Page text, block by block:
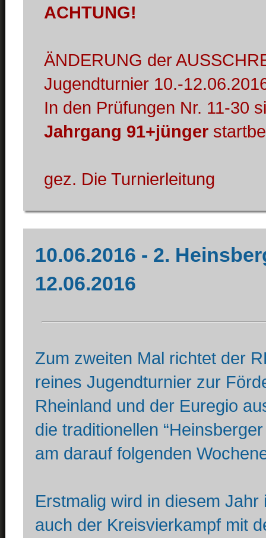
ACHTUNG!
ÄNDERUNG der
Jugendturnier 10.-
In den Prüfungen Nr. 11-30
Jahrgang 91+jünger
gez. Die Turnierleitung
10.06.2016 - 2.
12.06.2016
Zum zweiten Mal richtet der
reines Jugendturnier zur
Rheinland und der Euregio
die traditionellen
am darauf folgenden
Erstmalig wird in diesem
auch der Kreisvierkampf mit